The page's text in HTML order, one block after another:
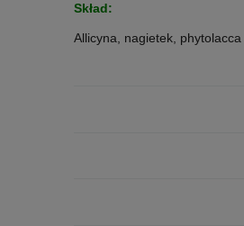
Skład:
Allicyna, nagietek, phytolacca